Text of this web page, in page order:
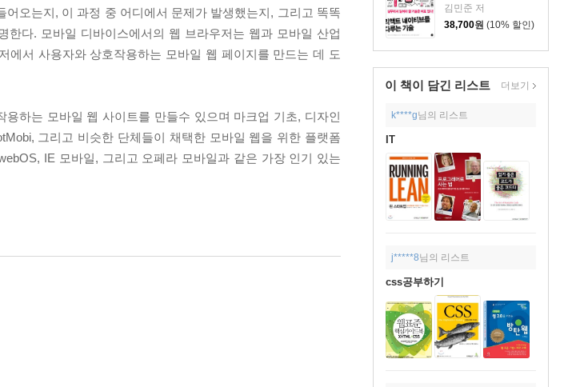
김민준 저
38,700원 (10% 할인)
이 책이 담긴 리스트 더보기
k****g님의 리스트
IT
j*****8님의 리스트
css공부하기
오는지, 이 과정 중 어디에서 문제가 발생했는지, 그리고 똑똑
다. 모바일 디바이스에서의 웹 브라우저는 웹과 모바일 산업
에서 사용자와 상호작용하는 모바일 웹 페이지를 만드는 데 도
하는 모바일 웹 사이트를 만들수 있으며 마크업 기초, 디자인
그리고 비슷한 단체들이 채택한 모바일 웹을 위한 플랫폼
IE 모바일, 그리고 오페라 모바일과 같은 가장 인기 있는